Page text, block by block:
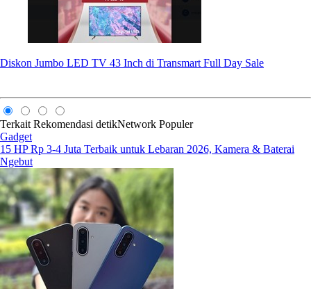
Diskon Jumbo LED TV 43 Inch di Transmart Full Day Sale
Terkait Rekomendasi detikNetwork Populer
Gadget
15 HP Rp 3-4 Juta Terbaik untuk Lebaran 2026, Kamera & Baterai
Ngebut